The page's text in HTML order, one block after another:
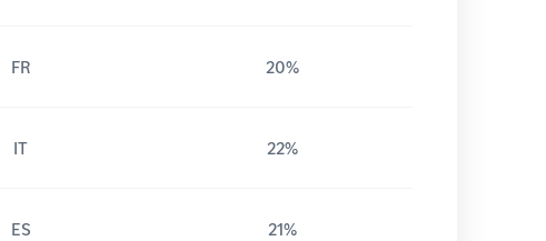
FR 20%
IT 22%
ES 21%